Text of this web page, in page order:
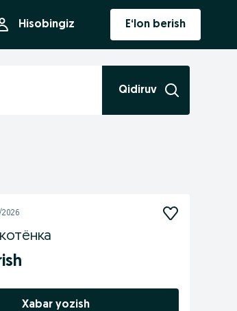
Hisobingiz E‘lon berish
Qidiruv
2026
Xabar yozish